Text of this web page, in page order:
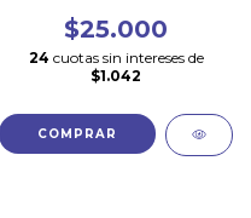
COCO Y CANELA 90gr
$25.000
24 cuotas sin intereses de
$1.042